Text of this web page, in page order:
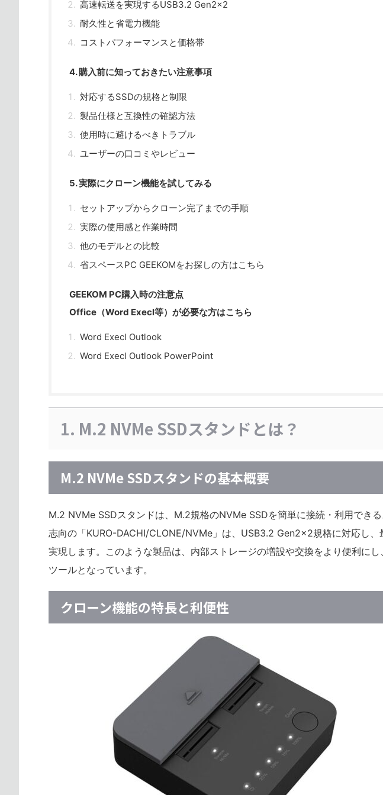
高速転送を実現するUSB3.2 Gen2x2
耐久性と省電力機能
コストパフォーマンスと価格帯
4. 購入前に知っておきたい注意事項
対応するSSDの規格と制限
製品仕様と互換性の確認方法
使用時に避けるべきトラブル
ユーザーの口コミやレビュー
5. 実際にクローン機能を試してみる
セットアップからクローン完了までの手順
実際の使用感と作業時間
他のモデルとの比較
省スペースPC GEEKOMをお探しの方はこちら
GEEKOM PC購入時の注意点
Office（Word Execl等）が必要な方はこちら
Word Execl Outlook
Word Execl Outlook PowerPoint
1. M.2 NVMe SSDスタンドとは？
M.2 NVMe SSDスタンドの基本概要
M.2 NVMe SSDスタンドは、M.2規格のNVMe SSDを簡単に接続・利用でき
志向の「KURO-DACHI/CLONE/NVMe」は、USB3.2 Gen2x2規格に対応し
実現します。このような製品は、内部ストレージの増設や交換をより便利に
ツールとなっています。
クローン機能の特長と利便性